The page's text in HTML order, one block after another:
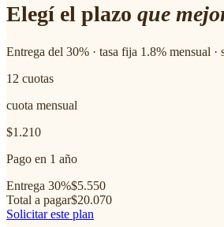
Elegí el plazo que
Entrega del 30% · tasa fija 1.8% mensual ·
12 cuotas
cuota mensual
$1.210
Pago en 1 año
Entrega 30%$5.550
Total a pagar$20.070
Solicitar este plan